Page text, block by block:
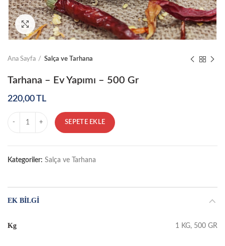
Click to enlarge
Ana Sayfa Salça ve Tarhana
Tarhana – Ev Yapımı – 500 Gr
220,00TL
Miktar
SEPETE EKLE
Kategoriler: Salça ve Tarhana
EK BILGI
Kg 1 KG, 500 GR